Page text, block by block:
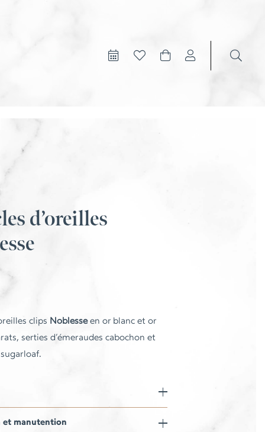
d’oreilles
clips Noblesseen or blanc et or
serties d’émeraudes cabochon et
et manutention